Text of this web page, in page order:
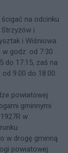
na odcinku
i
i Wiśniowa.
godz. od 7:30
do 17:15, zaś na
9:00 do 18:00.
powiatowej
gminnymi
w
w drogę gminną
powiatowej